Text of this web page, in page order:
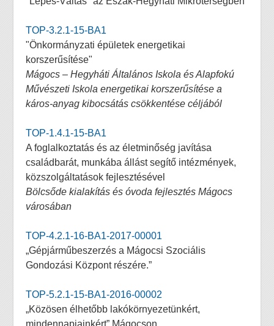
TOP-3.2.1-15-BA1
"Önkormányzati épületek energetikai
korszerűsítése"
Mágocs – Hegyháti Általános Iskola és Alapfokú
Művészeti Iskola energetikai korszerűsítése a
káros-anyag kibocsátás csökkentése céljából
TOP-1.4.1-15-BA1
A foglalkoztatás és az életminőség javítása
családbarát, munkába állást segítő intézmények,
közszolgáltatások fejlesztésével
Bölcsőde kialakítás és óvoda fejlesztés Mágocs
városában
TOP-4.2.1-16-BA1-2017-00001
„Gépjárműbeszerzés a Mágocsi Szociális
Gondozási Központ részére.”
TOP-5.2.1-15-BA1-2016-00002
„Közösen élhetőbb lakókörnyezetünkért,